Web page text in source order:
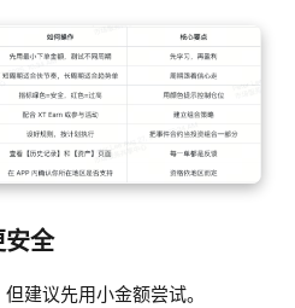
安全
建议先用小金额尝试。